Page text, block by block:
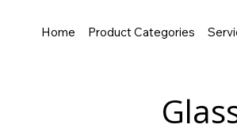
Home Product Categories